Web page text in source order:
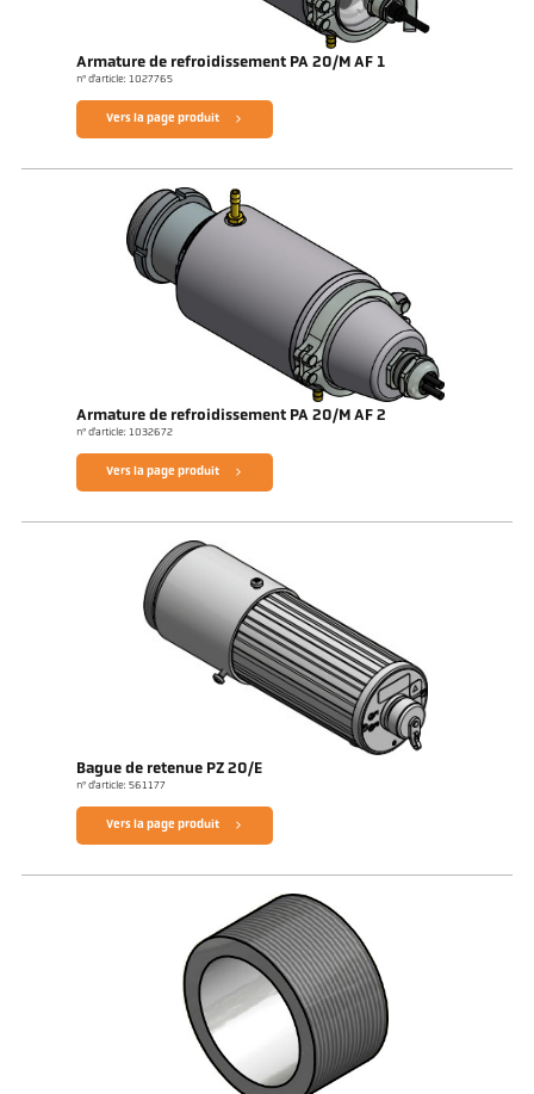
Armature de refroidissement PA 20/M AF 1
n° d'article: 1027765
Vers la page produit
Armature de refroidissement PA 20/M AF 2
n° d'article: 1032672
Vers la page produit
Bague de retenue PZ 20/E
n° d'article: 561177
Vers la page produit